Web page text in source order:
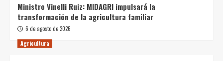
Ministro Vinelli Ruiz: MIDAGRI impulsará la
transformación de la agricultura familiar
6 de agosto de 2026
Agricultura